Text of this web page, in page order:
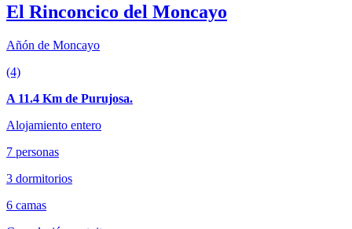
El Rinconcico del Moncayo
Añón de Moncayo
(4)
A 11.4 Km de Purujosa.
Alojamiento entero
7 personas
3 dormitorios
6 camas